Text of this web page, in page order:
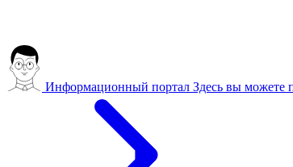
Информационный портал Здесь вы можете